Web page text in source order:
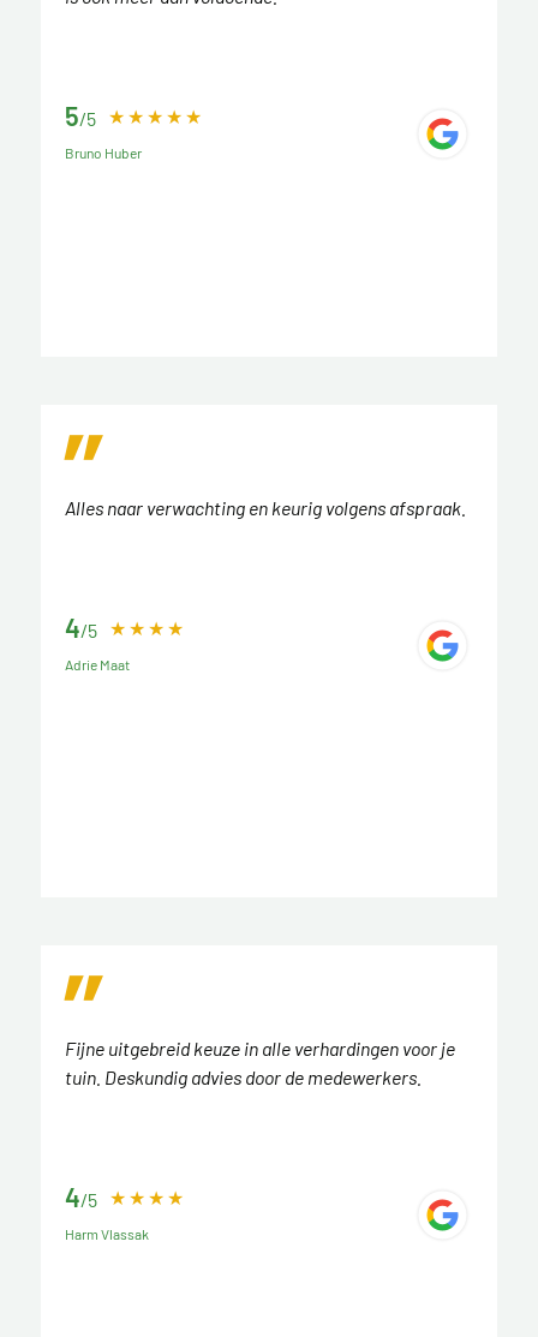
5/5
Bruno Huber
Alles naar verwachting en keurig volgens afspraak.
4/5
Adrie Maat
Fijne uitgebreid keuze in alle verhardingen voor je
tuin. Deskundig advies door de medewerkers.
4/5
Harm Vlassak